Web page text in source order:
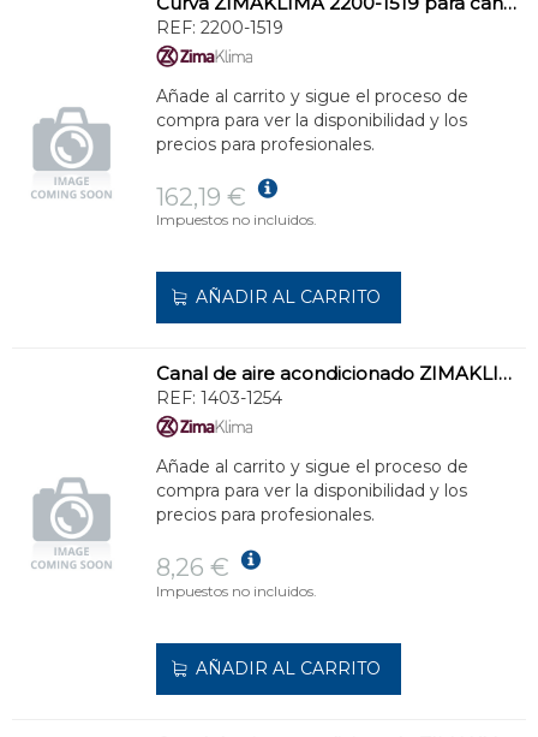
REF: 2200-1519
Añade al carrito y sigue el proceso de
compra para ver la disponibilidad y los
precios para profesionales.
162,19 €
Impuestos no incluidos.
AÑADIR AL CARRITO
Canal de aire acondicionado ZIMAKLIMA 1403-1254 mediana para instalaciones comerciales
REF: 1403-1254
Añade al carrito y sigue el proceso de
compra para ver la disponibilidad y los
precios para profesionales.
8,26 €
Impuestos no incluidos.
AÑADIR AL CARRITO